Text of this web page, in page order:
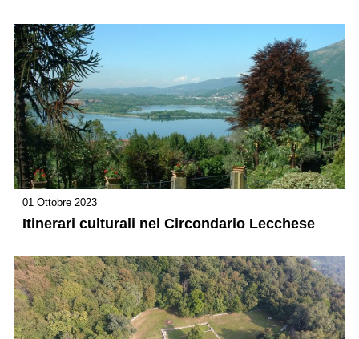
01 Ottobre 2023
Itinerari culturali nel Circondario Lecchese